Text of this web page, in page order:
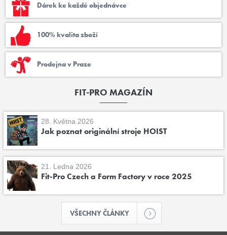
Dárek ke každé objednávce
100% kvalita zboží
Prodejna v Praze
FIT-PRO MAGAZÍN
28. Května 2026
Jak poznat originální stroje HOIST
21. Ledna 2026
Fit-Pro Czech a Form Factory v roce 2025
VŠECHNY ČLÁNKY